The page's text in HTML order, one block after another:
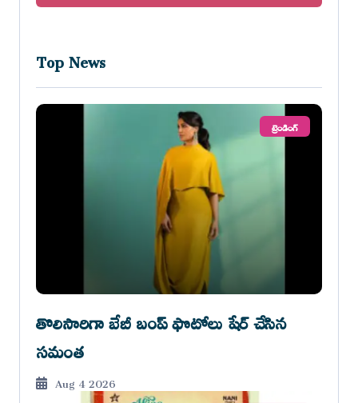
Top News
ట్రెండింగ్
తొలిసారిగా బేబీ బంప్ ఫొటోలు షేర్ చేసిన
సమంత
Aug 4 2026